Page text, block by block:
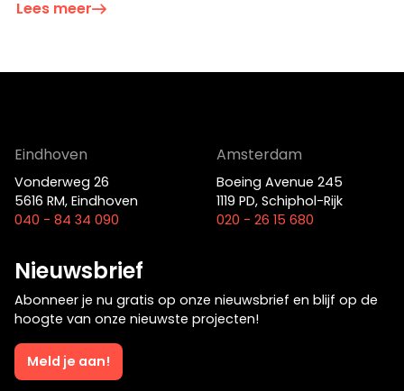
Op zoek naar een oplossing voor
jouw vraagstuk?
Neem contact op
Je kunt ook bellen of mailen
info@bigfish.nl 040 - 84 34 090
Lees meer
Eindhoven
Vonderweg 26
5616 RM, Eindhoven
040 - 84 34 090
Amsterdam
Boeing Avenue 245
1119 PD, Schiphol-Rijk
020 - 26 15 680
Nieuwsbrief
Abonneer je nu gratis op onze nieuwsbrief en blijf op de
hoogte van onze nieuwste projecten!
Meld je aan!